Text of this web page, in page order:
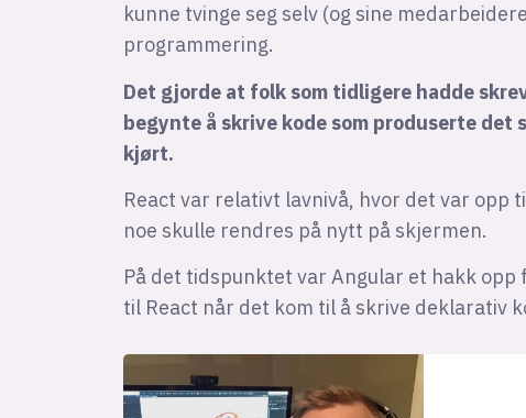
kunne tvinge seg selv (og sine
programmering.
Det gjorde at folk som tidligere hadde
begynte å skrive kode som produserte det
kjørt.
React var relativt lavnivå, hvor det var opp
noe skulle rendres på nytt på skjermen.
På det tidspunktet var Angular et hakk
til React når det kom til å skrive deklarativ